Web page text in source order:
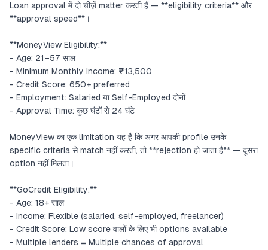
Loan approval में दो चीज़ें matter करती हैं — **eligibility criteria** और
**approval speed**।
**MoneyView Eligibility:**
- Age: 21–57 साल
- Minimum Monthly Income: ₹13,500
- Credit Score: 650+ preferred
- Employment: Salaried या Self-Employed दोनों
- Approval Time: कुछ घंटों से 24 घंटे
MoneyView का एक limitation यह है कि अगर आपकी profile उनके
specific criteria से match नहीं करती, तो **rejection हो जाता है** — दूसरा
option नहीं मिलता।
**GoCredit Eligibility:**
- Age: 18+ साल
- Income: Flexible (salaried, self-employed, freelancer)
- Credit Score: Low score वालों के लिए भी options available
- Multiple lenders = Multiple chances of approval